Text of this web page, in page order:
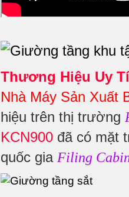
Thương Hiệu Uy
Nhà Máy Sản Xuất
hiệu trên thị trường
KCN900 đã có mặt
quốc gia Filing